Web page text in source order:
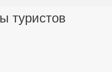
туристов